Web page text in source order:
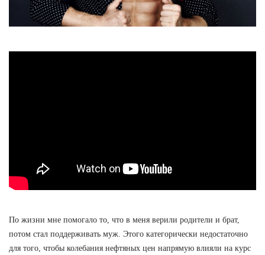
По жизни мне помогало то, что в меня верили родители и брат,
потом стал поддерживать муж. Этого категорически недостаточно
для того, чтобы колебания нефтяных цен напрямую влияли на курс